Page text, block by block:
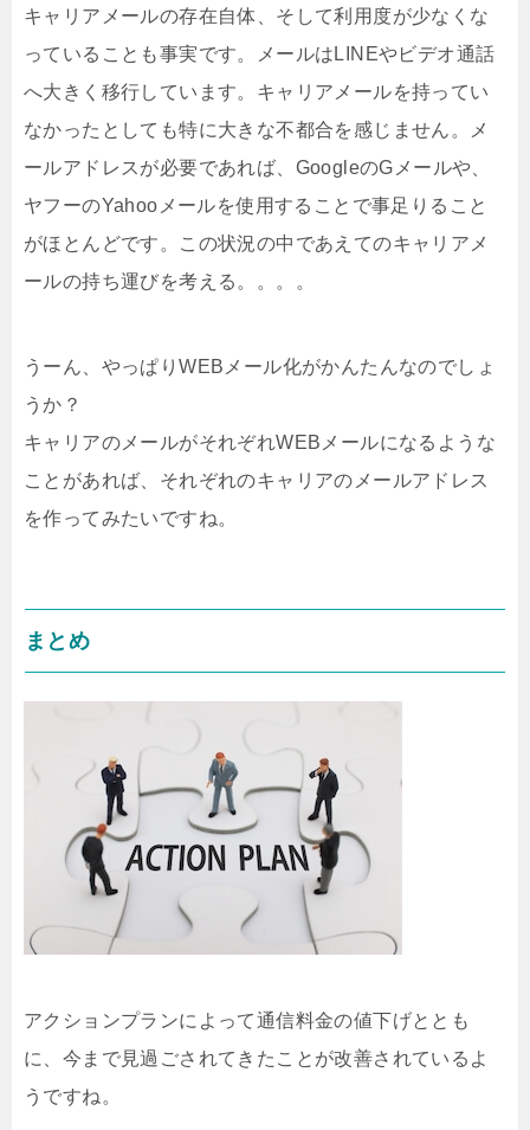
キャリアメールの存在自体、そして利用度が少なくな
っていることも事実です。メールはLINEやビデオ通話
へ大きく移行しています。キャリアメールを持ってい
なかったとしても特に大きな不都合を感じません。メ
ールアドレスが必要であれば、GoogleのGメールや、
ヤフーのYahooメールを使用することで事足りること
がほとんどです。この状況の中であえてのキャリアメ
ールの持ち運びを考える。。。。
うーん、やっぱりWEBメール化がかんたんなのでしょ
うか？
キャリアのメールがそれぞれWEBメールになるような
ことがあれば、それぞれのキャリアのメールアドレス
を作ってみたいですね。
まとめ
アクションプランによって通信料金の値下げととも
に、今まで見過ごされてきたことが改善されているよ
うですね。